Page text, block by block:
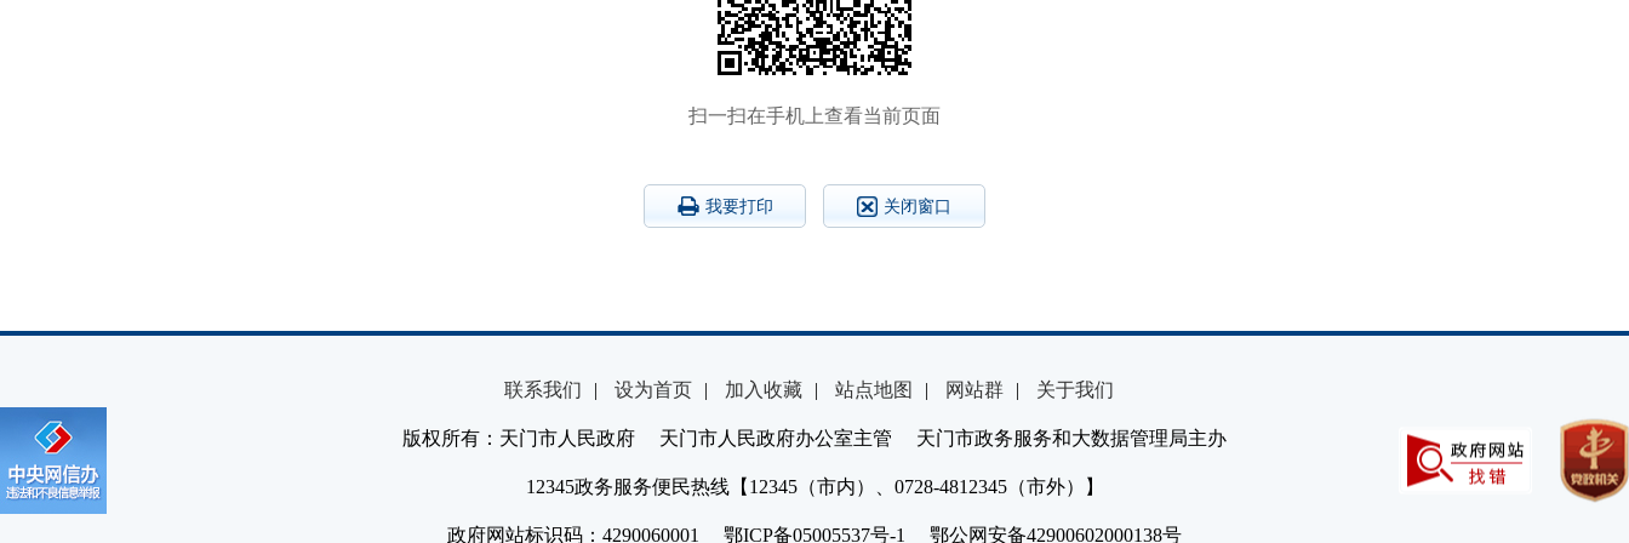
扫一扫在手机上查看当前页面
我要打印 关闭窗口
联系我们 | 设为首页 | 加入收藏 | 站点地图 | 网站群 | 关于我们
版权所有：天门市人民政府 天门市人民政府办公室主管 天门市政务服务和大数据管理局主办
12345政务服务便民热线【12345（市内）、0728-4812345（市外）】
政府网站标识码：4290060001 鄂ICP备05005537号-1 鄂公网安备42900602000138号